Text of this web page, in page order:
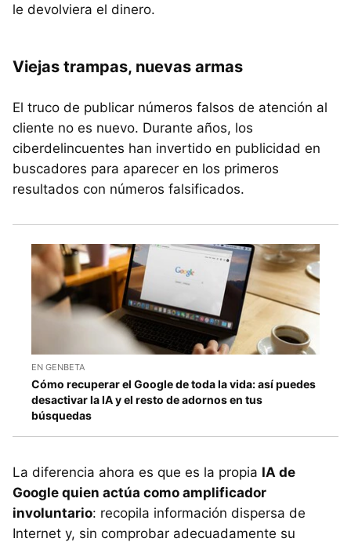
le devolviera el dinero.
Viejas trampas, nuevas armas
El truco de publicar números falsos de atención al
cliente no es nuevo. Durante años, los
ciberdelincuentes han invertido en publicidad en
buscadores para aparecer en los primeros
resultados con números falsificados.
EN GENBETA
Cómo recuperar el Google de toda la vida: así puedes
desactivar la IA y el resto de adornos en tus
búsquedas
La diferencia ahora es que es la propia IA de
Google quien actúa como amplificador
involuntario: recopila información dispersa de
Internet y, sin comprobar adecuadamente su